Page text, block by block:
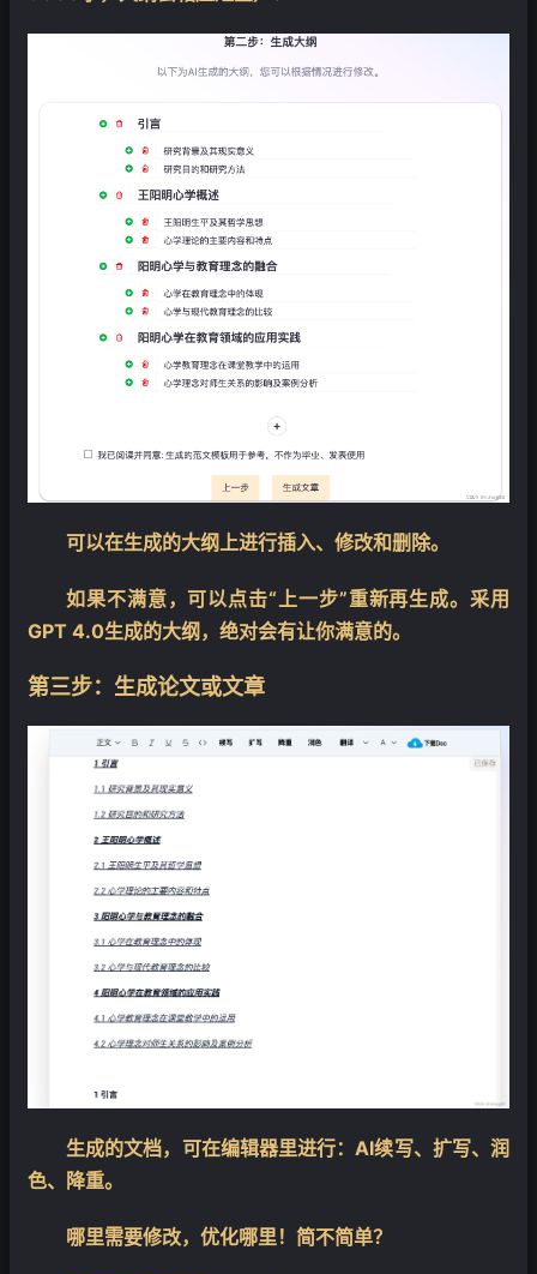
可以在生成的大纲上进行插入、修改和删除。
如果不满意，可以点击“上一步”重新再生成。采用
GPT 4.0生成的大纲，绝对会有让你满意的。
第三步：生成论文或文章
生成的文档，可在编辑器里进行：AI续写、扩写、润
色、降重。
哪里需要修改，优化哪里！简不简单？